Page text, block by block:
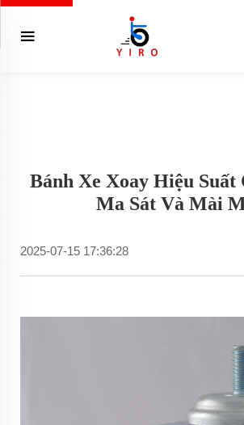
Bánh Xe Xoay Hiệu Suất
Ma Sát Và Mài
2025-07-15 17:36:28